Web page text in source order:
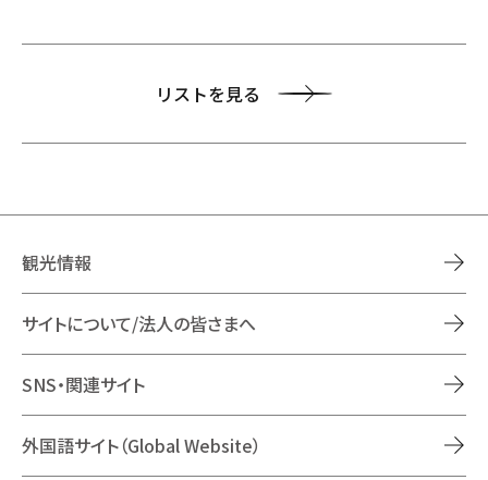
リストを見る
観光情報
サイトについて/法人の皆さまへ
SNS・関連サイト
外国語サイト（Global Website）